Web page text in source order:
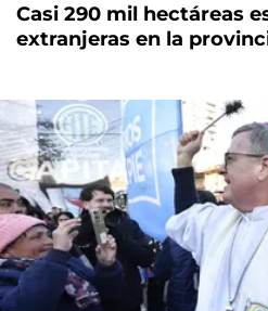
Casi 290 mil hectáreas
extranjeras en la